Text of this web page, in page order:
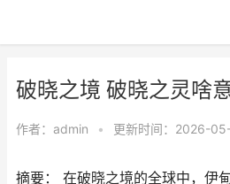
破晓之境 破晓之灵啥
作者： admin • 更新时间：2026-
摘要： 在破晓之境的全球中，伊